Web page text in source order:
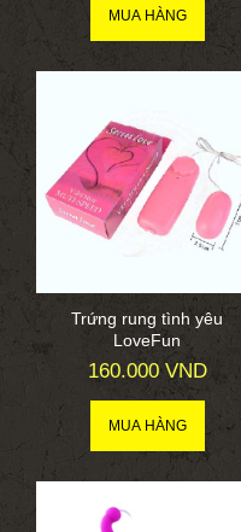
Trứng rung tình yêu
LoveFun
160.000 VND